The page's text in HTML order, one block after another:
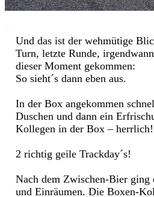
Und das ist der wehmütige
Turn, letzte Runde,
dieser Moment gekommen:
So sieht´s dann eben aus.
In der Box angekommen
Duschen und dann ein
Kollegen in der Box – herrlich!
2 richtig geile Trackday´s!
Nach dem Zwischen-Bier ging
und Einräumen. Die Boxen-